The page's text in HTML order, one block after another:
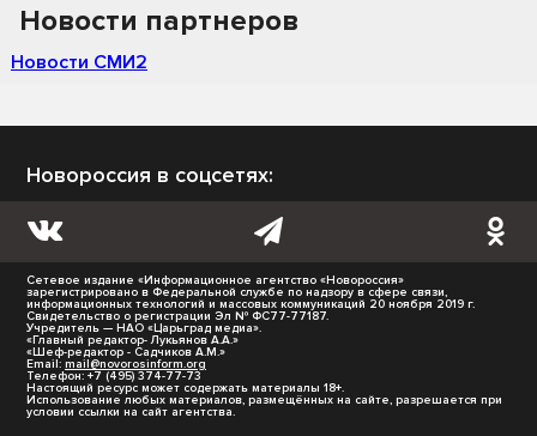
Новости партнеров
Новости СМИ2
Новороссия в соцсетях:
Сетевое издание «Информационное агентство «Новороссия»
зарегистрировано в Федеральной службе по надзору в сфере связи,
информационных технологий и массовых коммуникаций 20 ноября 2019 г.
Свидетельство о регистрации Эл № ФС77-77187.
Учредитель — НАО «Царьград медиа».
«Главный редактор- Лукьянов А.А.»
«Шеф-редактор - Садчиков А.М.»
Email: mail@novorosinform.org
Телефон: +7 (495) 374-77-73
Настоящий ресурс может содержать материалы 18+.
Использование любых материалов, размещённых на сайте, разрешается при
условии ссылки на сайт агентства.